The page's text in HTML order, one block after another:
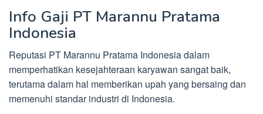
Info Gaji PT Marannu Pratama
Indonesia
Reputasi PT Marannu Pratama Indonesia dalam
memperhatikan kesejahteraan karyawan sangat baik,
terutama dalam hal memberikan upah yang bersaing dan
memenuhi standar industri di Indonesia.